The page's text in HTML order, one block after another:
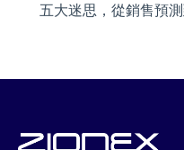
五大迷思，從銷售預